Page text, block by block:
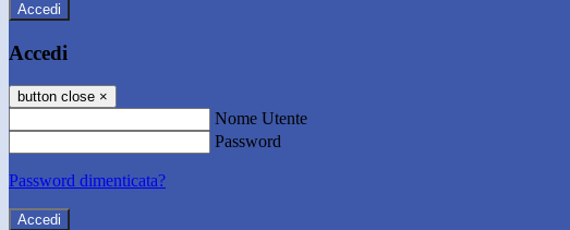
Accedi
Accedi
button close ×
Nome Utente
Password
Password dimenticata?